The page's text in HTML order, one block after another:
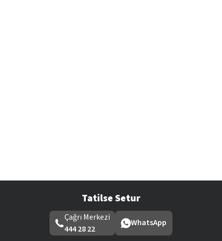
Tatilse Setur
Çağrı Merkezi
444 28 22
WhatsApp